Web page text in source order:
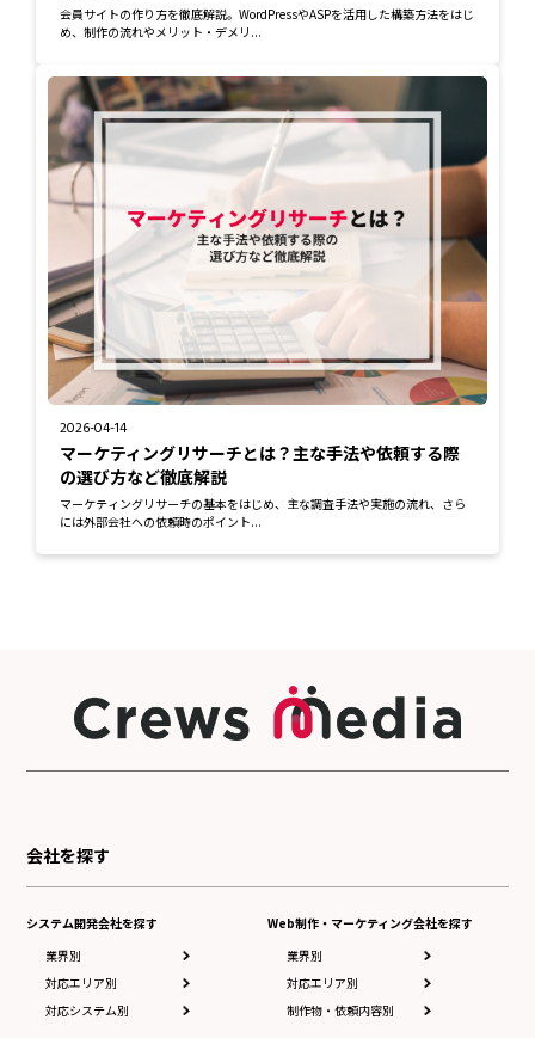
会員サイトの作り方を徹底解説。WordPressやASPを活用した構築方法をはじ
め、制作の流れやメリット・デメリ...
2026-04-14
マーケティングリサーチとは？主な手法や依頼する際
の選び方など徹底解説
マーケティングリサーチの基本をはじめ、主な調査手法や実施の流れ、さら
には外部会社への依頼時のポイント...
会社を探す
システム開発会社を探す
業界別
対応エリア別
対応システム別
Web制作・マーケティング会社を探す
業界別
対応エリア別
制作物・依頼内容別